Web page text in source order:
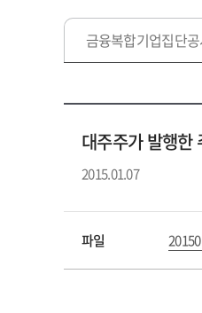
동
금융복합기업집단
대주주가 발행한
2015.01.07
파일